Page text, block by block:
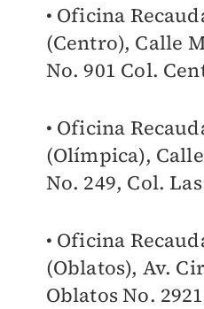
• Oficina
(Centro), Calle
No. 901 Col.
• Oficina
(Olímpica),
No. 249, Col.
• Oficina
(Oblatos), Av.
Oblatos No.